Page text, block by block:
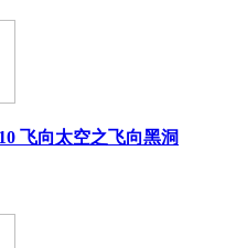
飞向太空之飞向黑洞